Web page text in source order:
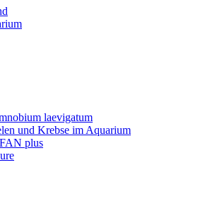
laevigatum
und Krebse im Aquarium
plus